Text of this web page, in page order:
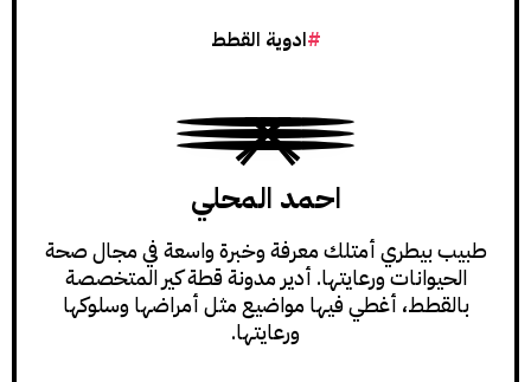
ادوية القطط
احمد المحلي
طبيب بيطري أمتلك معرفة وخبرة واسعة في مجال صحة
الحيوانات ورعايتها. أدير مدونة قطة كير المتخصصة
بالقطط، أغطي فيها مواضيع مثل أمراضها وسلوكها
ورعايتها.